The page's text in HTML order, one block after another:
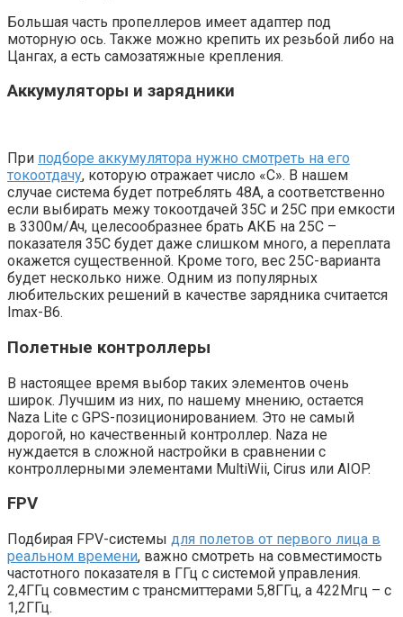
Большая часть пропеллеров имеет адаптер под
моторную ось. Также можно крепить их резьбой либо на
Цангах, а есть самозатяжные крепления.
Аккумуляторы и зарядники
При подборе аккумулятора нужно смотреть на его
токоотдачу, которую отражает число «С». В нашем
случае система будет потреблять 48А, а соответственно
если выбирать межу токоотдачей 35С и 25С при емкости
в 3300м/Ач, целесообразнее брать АКБ на 25С –
показателя 35С будет даже слишком много, а переплата
окажется существенной. Кроме того, вес 25С-варианта
будет несколько ниже. Одним из популярных
любительских решений в качестве зарядника считается
Imax-B6.
Полетные контроллеры
В настоящее время выбор таких элементов очень
широк. Лучшим из них, по нашему мнению, остается
Naza Lite с GPS-позиционированием. Это не самый
дорогой, но качественный контроллер. Naza не
нуждается в сложной настройки в сравнении с
контроллерными элементами MultiWii, Cirus или AIOP.
FPV
Подбирая FPV-системы для полетов от первого лица в
реальном времени, важно смотреть на совместимость
частотного показателя в ГГц с системой управления.
2,4ГГц совместим с трансмиттерами 5,8ГГц, а 422Мгц – с
1,2ГГц.